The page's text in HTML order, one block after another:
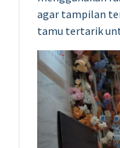
agar tampilan
tamu tertarik